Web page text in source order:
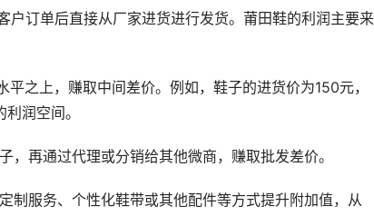
订单后直接从厂家进货进行发货。莆田鞋的利润主要来
之上，赚取中间差价。例如，鞋子的进货价为150元，
润空间。
再通过代理或分销给其他微商，赚取批发差价。
制服务、个性化鞋带或其他配件等方式提升附加值，从